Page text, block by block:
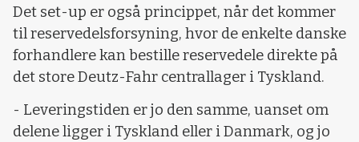
Det set-up er også princippet, når det kommer
til reservedelsforsyning, hvor de enkelte danske
forhandlere kan bestille reservedele direkte på
det store Deutz-Fahr centrallager i Tyskland.
- Leveringstiden er jo den samme, uanset om
delene ligger i Tyskland eller i Danmark, og jo